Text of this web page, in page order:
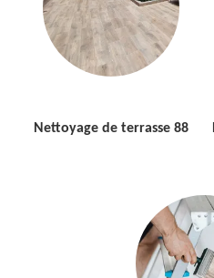
Nettoyage de terrasse 88